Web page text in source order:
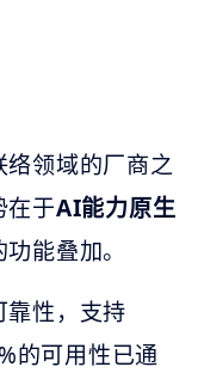
领域的厂商之
在于AI能力原生
能叠加。
靠性，支持
的可用性已通